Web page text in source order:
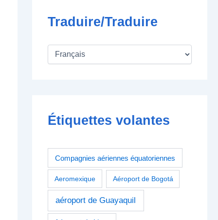
Traduire/Traduire
Étiquettes volantes
Compagnies aériennes équatoriennes
Aeromexique Aéroport de Bogotá
aéroport de Guayaquil